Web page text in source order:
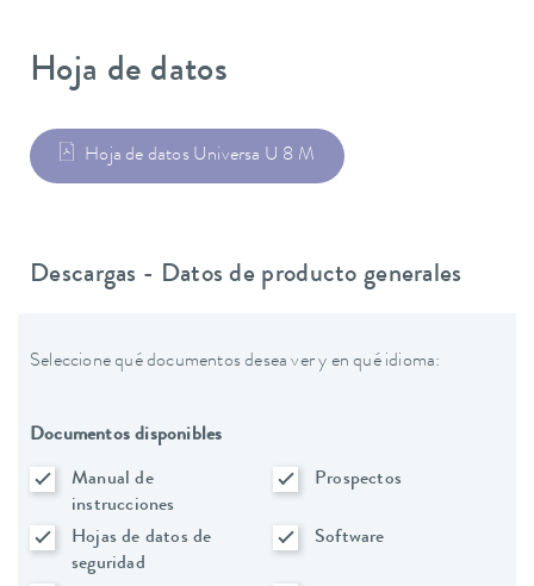
Hoja de datos
Hoja de datos Universa U 8 M
Descargas - Datos de producto generales
Seleccione qué documentos desea ver y en qué idioma:
Documentos disponibles
Manual de
instrucciones
Prospectos
Hojas de datos de
seguridad
Software